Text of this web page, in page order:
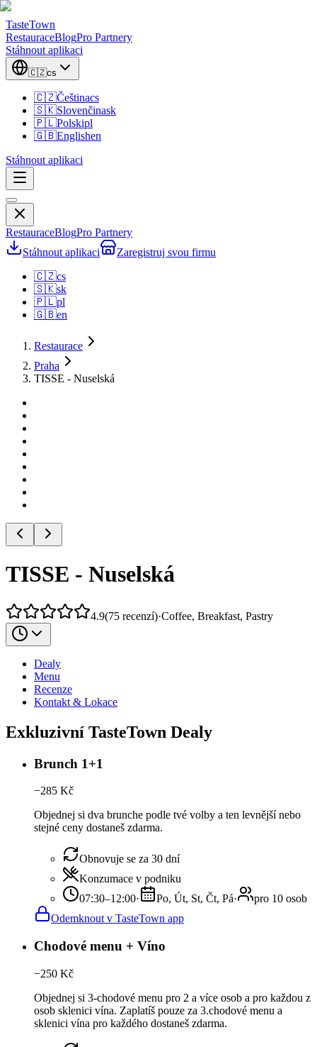
TasteTown
RestauraceBlogPro Partnery
Stáhnout aplikaci
🇨🇿cs
🇨🇿Češtinacs
🇸🇰Slovenčinask
🇵🇱Polskipl
🇬🇧Englishen
Stáhnout aplikaci
RestauraceBlogPro Partnery
Stáhnout aplikaci
Zaregistruj svou firmu
🇨🇿cs
🇸🇰sk
🇵🇱pl
🇬🇧en
Restaurace
Praha
TISSE - Nuselská
TISSE - Nuselská
4.9(75 recenzí)·Coffee, Breakfast, Pastry
Dealy
Menu
Recenze
Kontakt & Lokace
Exkluzivní TasteTown Dealy
Brunch 1+1
−285 Kč
Objednej si dva brunche podle tvé volby a ten levnější nebo
stejné ceny dostaneš zdarma.
Obnovuje se za 30 dní
Konzumace v podniku
07:30–12:00· Po, Út, St, Čt, Pá·
pro 10 osob
Odemknout v TasteTown app
Chodové menu + Víno
−250 Kč
Objednej si 3-chodové menu pro 2 a více osob a pro každou z
osob sklenici vína. Zaplatíš pouze za 3.chodové menu a
sklenici vína pro každého dostaneš zdarma.